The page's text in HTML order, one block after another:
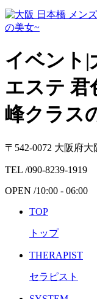
イベント|
エステ 君
峰クラス
〒542-0072 大阪府
TEL /090-8239-1919
OPEN /10:00 - 06:00
TOP
トップ
THERAPIST
セラピスト